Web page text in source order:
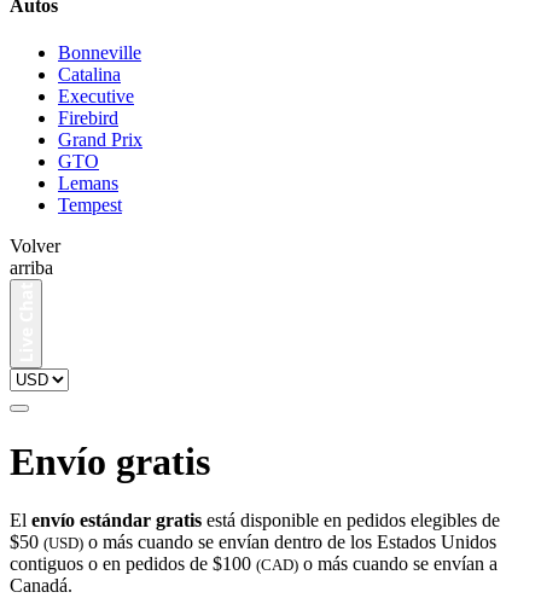
Autos
Bonneville
Catalina
Executive
Firebird
Grand Prix
GTO
Lemans
Tempest
Volver
arriba
Envío gratis
El envío estándar gratis está disponible en pedidos elegibles de
$50 (USD) o más cuando se envían dentro de los Estados Unidos
contiguos o en pedidos de $100 (CAD) o más cuando se envían a
Canadá.